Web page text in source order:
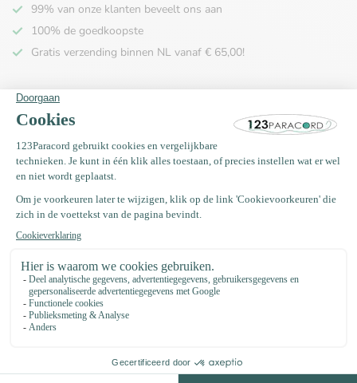
99% van onze klanten beveelt ons aan
100% de goedkoopste
Gratis verzending binnen NL vanaf € 65,00!
Productomschrijving
Specificaties
Recent bekeken